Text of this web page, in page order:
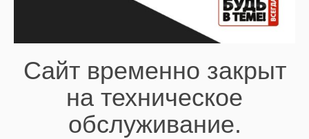
Сайт временно закрыт
на техническое
обслуживание.